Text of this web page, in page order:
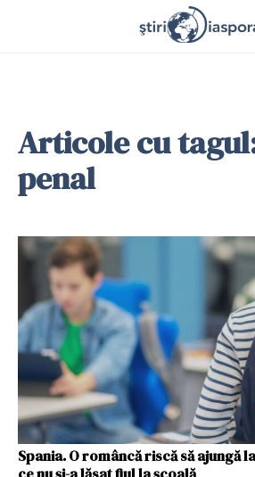
Articole cu
penal
Spania. O româncă riscă să ajungă
ce nu și-a lăsat fiul la școală